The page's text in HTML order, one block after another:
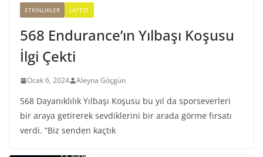
ETKINLIKLER LATEST
568 Endurance’ın Yılbaşı Koşusu
İlgi Çekti
Ocak 6, 2024 Aleyna Göçgün
568 Dayanıklılık Yılbaşı Koşusu bu yıl da sporseverleri
bir araya getirerek sevdiklerini bir arada görme fırsatı
verdi. “Biz senden kaçtık